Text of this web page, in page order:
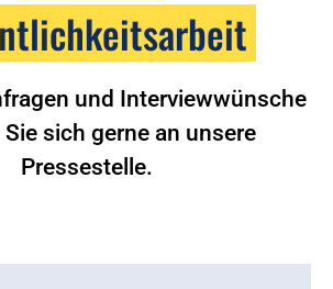
und Interviewwünsche
sich gerne an unsere
Pressestelle.